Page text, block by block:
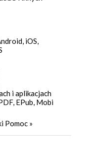
iOS,
i aplikacjach
EPub, Mobi
Pomoc »